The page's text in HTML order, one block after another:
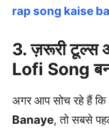
rap song kaise
3. ज़रूरी टूल्स
Lofi Song
अगर आप सोच रहे हैं कि
Banaye, तो सबसे